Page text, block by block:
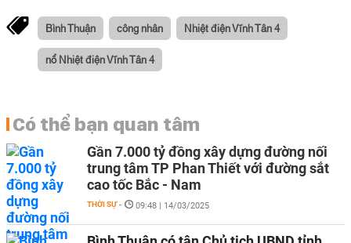
Bình Thuận công nhân Nhiệt điện Vĩnh Tân 4
nổ Nhiệt điện Vĩnh Tân 4
Có thể bạn quan tâm
Gần 7.000 tỷ đồng xây dựng đường nối
trung tâm TP Phan Thiết với đường sắt
cao tốc Bắc - Nam
THỜI SỰ - 09:48 | 14/03/2025